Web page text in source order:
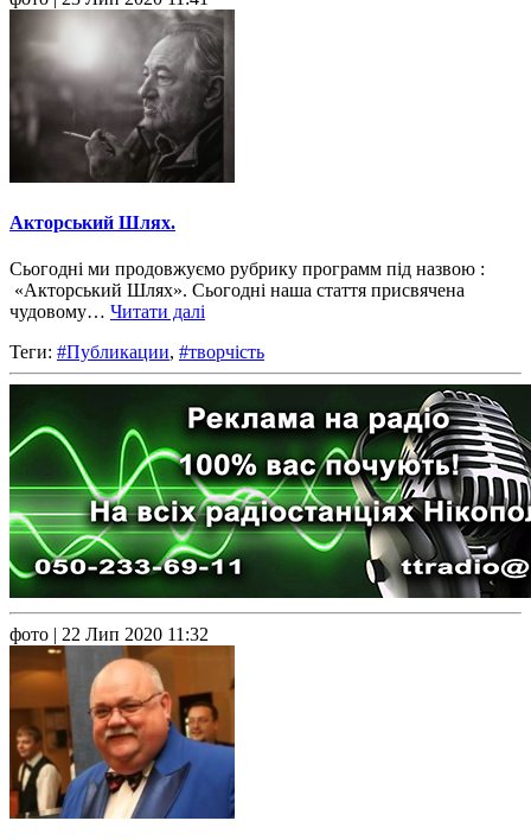
Акторський Шлях.
Сьогодні ми продовжуємо рубрику программ під назвою :
«Акторський Шлях». Сьогодні наша стаття присвячена
чудовому… Читати далі
Теги: #Публикации, #творчість
фото | 22 Лип 2020 11:32